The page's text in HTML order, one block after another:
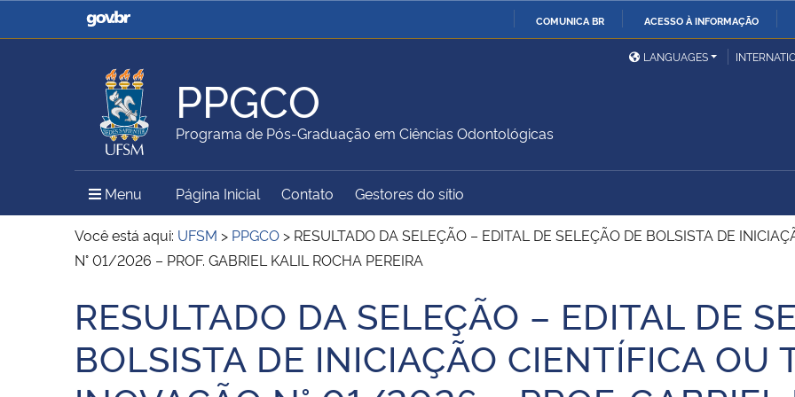
COMUNICA BR ACESSO À INFORMAÇÃO
Casa Civil
Ministério da Justiça e
Ministério da Defesa
Ministério das Relações
Exteriores
Ministério da Agricultura,
Pecuária e Abastecimento
Ministério da Educação
Ministério do Meio Ambiente Ministério do Turismo
Ministério do
Desenvolvimento Regional
União
Institucional
Advocacia-Geral da União
LANGUAGES
PPGCO
Programa de Pós-Graduação em Ciências Odontológicas
Menu Menu Principal do Sítio
Página Inicial Contato Gestores do sítio
Você está aqui: UFSM > PPGCO > RESULTADO DA SELEÇÃO – EDITAL DE SELEÇÃO DE BOLSISTA DE
N° 01/2026 – PROF. GABRIEL KALIL ROCHA PEREIRA
Início do conteúdo
RESULTADO DA SELEÇÃO – EDITAL DE
BOLSISTA DE INICIAÇÃO CIENTÍFICA OU